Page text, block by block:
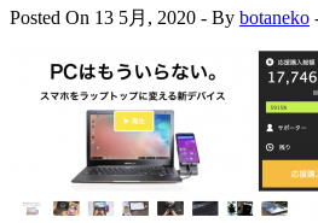
Posted On 13 5月, 2020 - By botaneko